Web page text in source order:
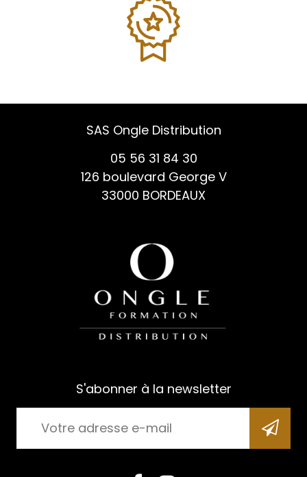
SAS Ongle Distribution
05 56 31 84 30
126 boulevard George V
33000 BORDEAUX
S'abonner à la newsletter